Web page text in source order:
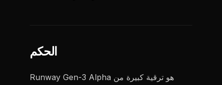
الحكم
Runway Gen-3 Alpha هو ترقية كبيرة من